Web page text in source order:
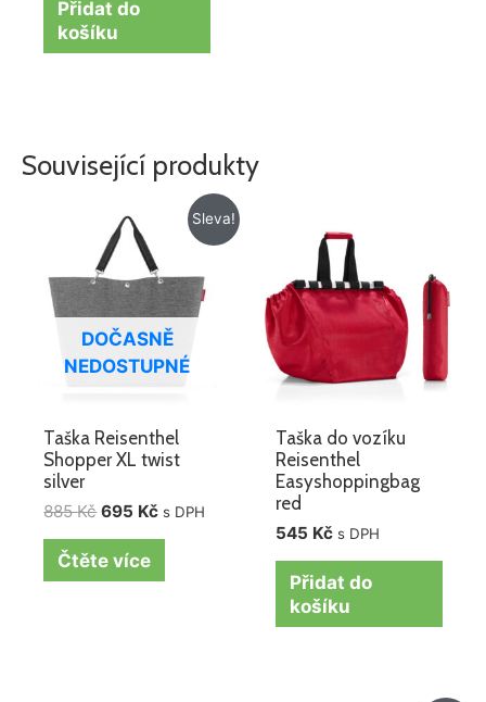
Přidat do
košíku
Související produkty
Sleva!
DOČASNĚ
NEDOSTUPNÉ
Taška Reisenthel
Shopper XL twist
silver
885Kč
Původní
cena
byla:
885 Kč.
695 Kč
Aktuální
cena
695 Kč.
s DPH
Čtěte více
Taška do vozíku
Reisenthel
Easyshoppingbag
red
545 Kč s DPH
Přidat do
košíku